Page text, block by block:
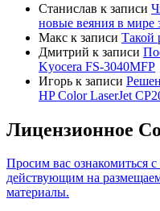
Станислав к записи
новые веяния в мире
Макс к записи Такой
Дмитрий к записи
Kyocera FS-3040MFP
Игорь к записи
HP Color LaserJet
Лицензионное
Просим вас ознакомиться
действующим на
материалы.